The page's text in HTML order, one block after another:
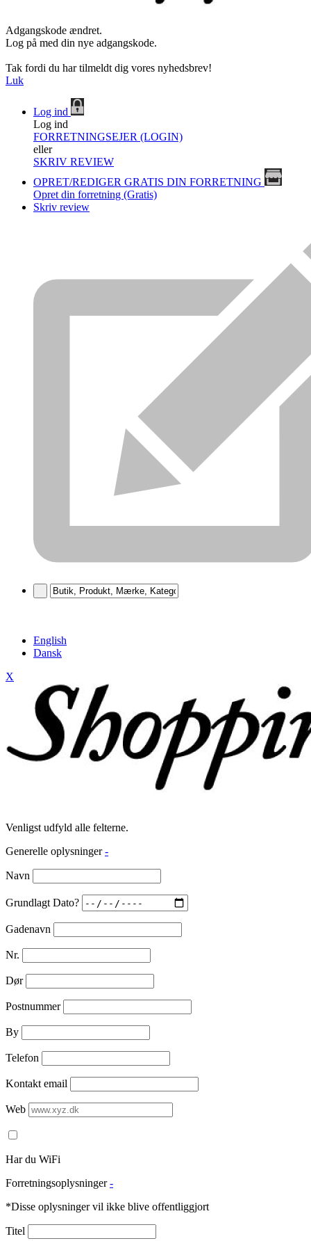
Adgangskode ændret.
Log på med din nye adgangskode.
Tak fordi du har tilmeldt dig vores nyhedsbrev!
Luk
Log ind
Log ind
FORRETNINGSEJER (LOGIN)
eller
SKRIV REVIEW
OPRET/REDIGER GRATIS DIN FORRETNING
Opret din forretning (Gratis)
Skriv review
English
Dansk
X
Venligst udfyld alle felterne.
Generelle oplysninger -
Navn
Grundlagt Dato?
Gadenavn
Nr.
Dør
Postnummer
By
Telefon
Kontakt email
Web
Har du WiFi
Forretningsoplysninger -
*Disse oplysninger vil ikke blive offentliggjort
Titel